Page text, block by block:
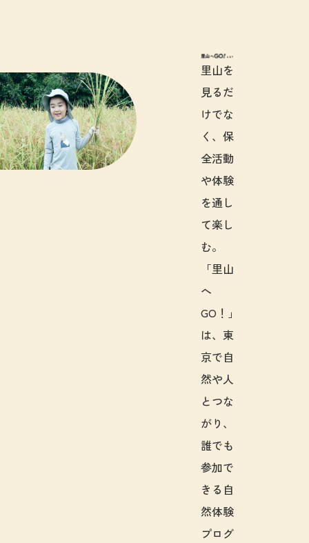
里山へGO!と
里山を
見るだ
けでな
く、保
全活動
や体験
を通し
て楽し
む。
「里山
へ
GO！」
は、東
京で自
然や人
とつな
がり、
誰でも
参加で
きる自
然体験
プログ